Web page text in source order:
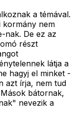
a témával.
kormány nem
nak. De ez az
részt
látja a
hagyj el minket -
azt írja, nem tud
bátornak,
nevezik a